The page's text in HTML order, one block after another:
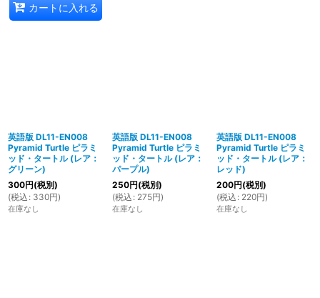
カートに入れる
英語版 DL11-EN008
Pyramid Turtle ピラミ
ッド・タートル (レア：
グリーン)
300円(税別)
(税込 : 330円)
在庫なし
英語版 DL11-EN008
Pyramid Turtle ピラミ
ッド・タートル (レア：
パープル)
250円(税別)
(税込 : 275円)
在庫なし
英語版 DL11-EN008
Pyramid Turtle ピラミ
ッド・タートル (レア：
レッド)
200円(税別)
(税込 : 220円)
在庫なし